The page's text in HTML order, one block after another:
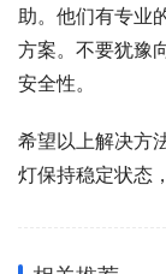
助。他们有专业
方案。不要犹豫
安全性。
希望以上解决方
灯保持稳定状态